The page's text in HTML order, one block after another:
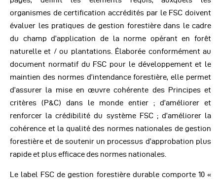
organismes de certification accrédités par le FSC doivent
évaluer les pratiques de gestion forestière dans le cadre
du champ d’application de la norme opérant en forêt
naturelle et / ou plantations. Élaborée conformément au
document normatif du FSC pour le développement et le
maintien des normes d’intendance forestière, elle permet
d’assurer la mise en œuvre cohérente des Principes et
critères (P&C) dans le monde entier ; d’améliorer et
renforcer la crédibilité du système FSC ; d’améliorer la
cohérence et la qualité des normes nationales de gestion
forestière et de soutenir un processus d’approbation plus
rapide et plus efficace des normes nationales.
Le label FSC de gestion forestière durable comporte 10 «